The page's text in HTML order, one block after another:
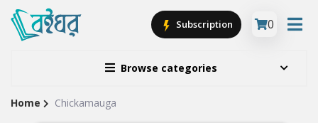
Browse categories
Subscription 0
Site
Home Chickamauga